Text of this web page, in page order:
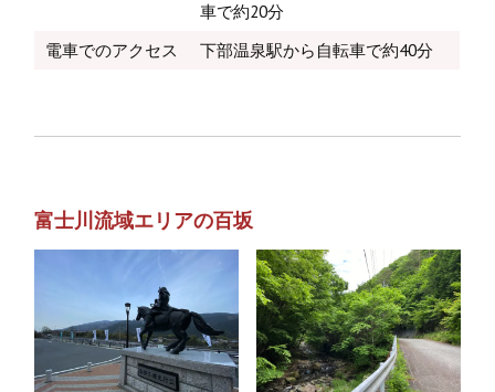
車で約20分
電車でのアクセス
下部温泉駅から自転車で約40分
富士川流域エリアの百坂